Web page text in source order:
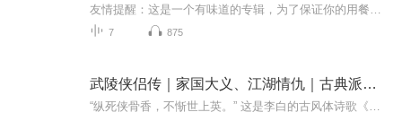
7 875
武陵侠侣传｜家国大义、江湖情仇｜古典派武侠多人剧